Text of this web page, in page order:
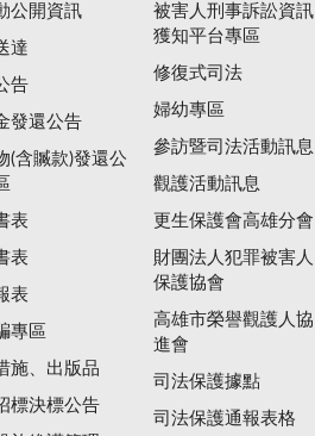
公開資訊
達
告
發還公告
(含贓款)發還公
表
表
表
專區
施、出版品
標決標公告
被害人刑事訴訟資訊
獲知平台專區
修復式司法
婦幼專區
參訪暨司法活動訊息
觀護活動訊息
更生保護會高雄分會
財團法人犯罪被害人
保護協會
高雄市榮譽觀護人協
進會
司法保護據點
司法保護通報表格